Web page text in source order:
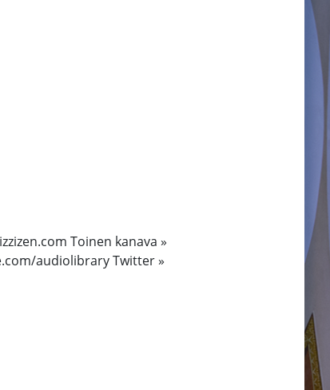
Toinen kanava »
audiolibrary Twitter »